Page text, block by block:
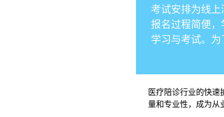
考试安排为线
报名过程简便
学习与考试。
医疗陪诊行业的快
量和专业性，成为从